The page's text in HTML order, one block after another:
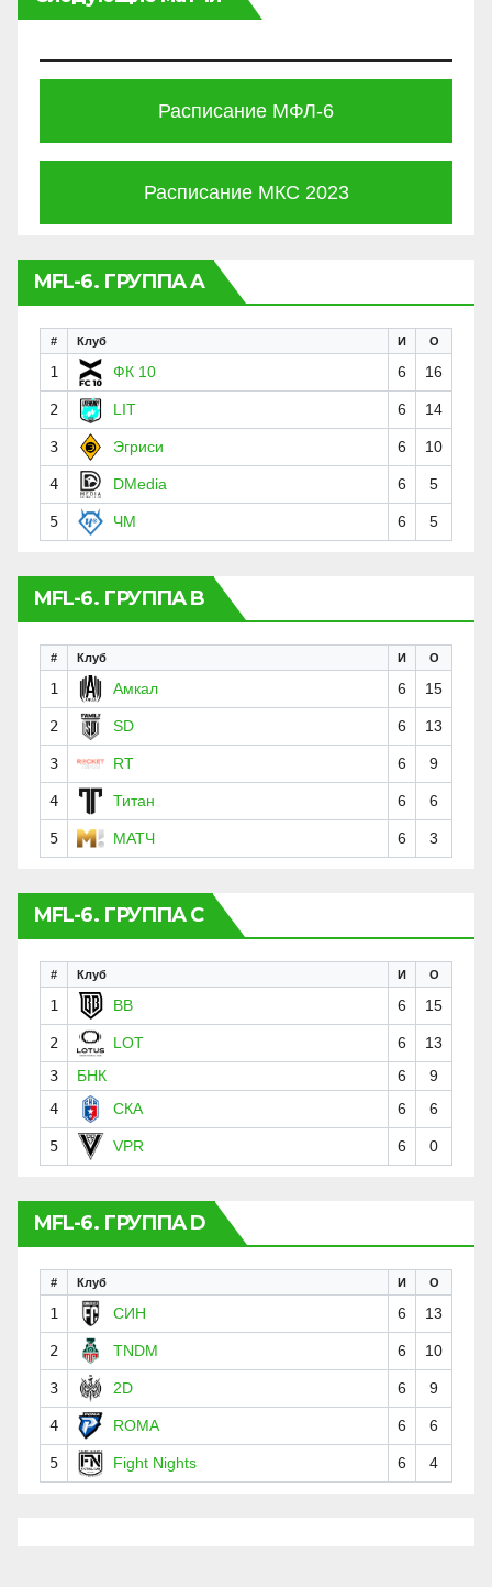
Расписание МФЛ-6
Расписание МКС 2023
MFL-6. ГРУППА A
# Клуб И О
1 ФК 10 6 16
2 LIT 6 14
3 Эгриси 6 10
4 DMedia 6 5
5 ЧМ 6 5
MFL-6. ГРУППА B
# Клуб И О
1 Амкал 6 15
2 SD 6 13
3 RT 6 9
4 Титан 6 6
5 МАТЧ 6 3
MFL-6. ГРУППА C
# Клуб И О
1 BB 6 15
2 LOT 6
13
3
БНК 6
9
4
СКА 6 6
5 VPR 6 0
MFL-6. ГРУППА D
# Клуб И О
1 СИН 6 13
2 TNDM 6 10
3 2D 6 9
4 ROMA 6 6
5 Fight Nights 6 4